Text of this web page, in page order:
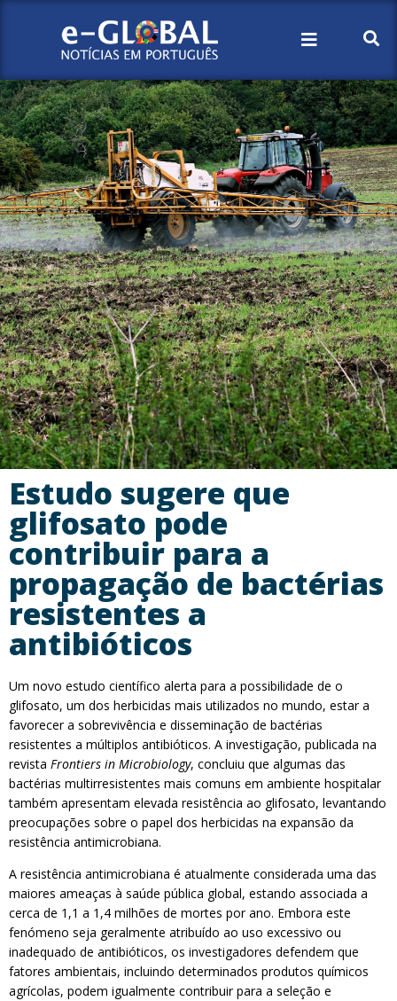
Estudo sugere que
glifosato pode
contribuir para a
propagação de bactérias
resistentes a
antibióticos
Um novo estudo científico alerta para a possibilidade de o
glifosato, um dos herbicidas mais utilizados no mundo, estar a
favorecer a sobrevivência e disseminação de bactérias
resistentes a múltiplos antibióticos. A investigação, publicada na
revista Frontiers in Microbiology, concluiu que algumas das
bactérias multirresistentes mais comuns em ambiente hospitalar
também apresentam elevada resistência ao glifosato, levantando
preocupações sobre o papel dos herbicidas na expansão da
resistência antimicrobiana.
A resistência antimicrobiana é atualmente considerada uma das
maiores ameaças à saúde pública global, estando associada a
cerca de 1,1 a 1,4 milhões de mortes por ano. Embora este
fenómeno seja geralmente atribuído ao uso excessivo ou
inadequado de antibióticos, os investigadores defendem que
fatores ambientais, incluindo determinados produtos químicos
agrícolas, podem igualmente contribuir para a seleção e